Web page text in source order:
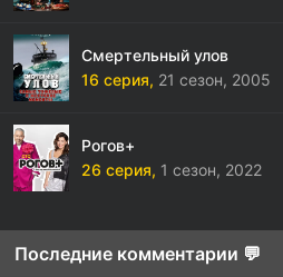
Смертельный улов
16 серия, 21 сезон, 2005
Рогов+
26 серия, 1 сезон, 2022
Последние комментарии 💬